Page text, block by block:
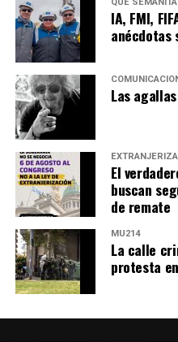
IA, FMI,
Las
El
buscan
de remate
MU214
La calle
protesta